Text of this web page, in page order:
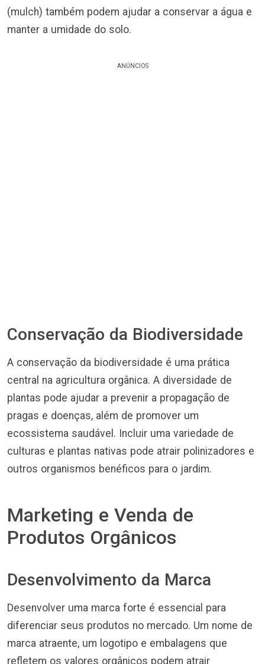
(mulch) também podem ajudar a conservar a água e
manter a umidade do solo.
ANÚNCIOS
Conservação da Biodiversidade
A conservação da biodiversidade é uma prática
central na agricultura orgânica. A diversidade de
plantas pode ajudar a prevenir a propagação de
pragas e doenças, além de promover um
ecossistema saudável. Incluir uma variedade de
culturas e plantas nativas pode atrair polinizadores e
outros organismos benéficos para o jardim.
Marketing e Venda de
Produtos Orgânicos
Desenvolvimento da Marca
Desenvolver uma marca forte é essencial para
diferenciar seus produtos no mercado. Um nome de
marca atraente, um logotipo e embalagens que
refletem os valores orgânicos podem atrair